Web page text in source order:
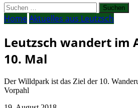
Suchen
nach:
HomeAktuelles aus Leutzsch
Leutzsch wandert im
10. Mal
Der Willdpark ist das Ziel der 10.
Vorpahl